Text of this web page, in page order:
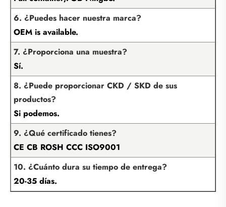
6. ¿Puedes hacer nuestra marca?
OEM is available.
7. ¿Proporciona una muestra?
Sí.
8. ¿Puede proporcionar CKD / SKD de sus
productos?
Si podemos.
9. ¿Qué certificado tienes?
CE CB ROSH CCC ISO9001
10. ¿Cuánto dura su tiempo de entrega?
20-35 días.